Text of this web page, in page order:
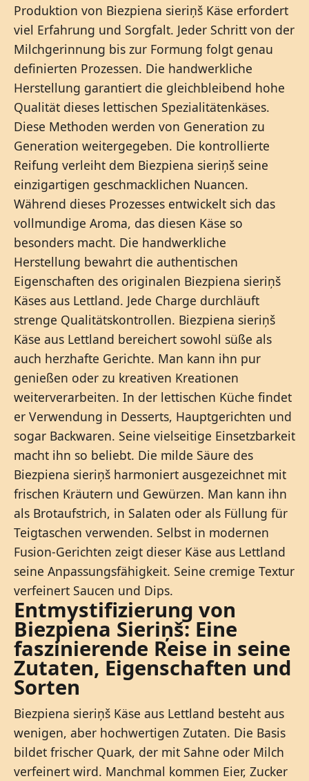
Produktion von Biezpiena sieriņš Käse erfordert
viel Erfahrung und Sorgfalt. Jeder Schritt von der
Milchgerinnung bis zur Formung folgt genau
definierten Prozessen. Die handwerkliche
Herstellung garantiert die gleichbleibend hohe
Qualität dieses lettischen Spezialitätenkäses.
Diese Methoden werden von Generation zu
Generation weitergegeben. Die kontrollierte
Reifung verleiht dem Biezpiena sieriņš seine
einzigartigen geschmacklichen Nuancen.
Während dieses Prozesses entwickelt sich das
vollmundige Aroma, das diesen Käse so
besonders macht. Die handwerkliche
Herstellung bewahrt die authentischen
Eigenschaften des originalen Biezpiena sieriņš
Käses aus Lettland. Jede Charge durchläuft
strenge Qualitätskontrollen. Biezpiena sieriņš
Käse aus Lettland bereichert sowohl süße als
auch herzhafte Gerichte. Man kann ihn pur
genießen oder zu kreativen Kreationen
weiterverarbeiten. In der lettischen Küche findet
er Verwendung in Desserts, Hauptgerichten und
sogar Backwaren. Seine vielseitige Einsetzbarkeit
macht ihn so beliebt. Die milde Säure des
Biezpiena sieriņš harmoniert ausgezeichnet mit
frischen Kräutern und Gewürzen. Man kann ihn
als Brotaufstrich, in Salaten oder als Füllung für
Teigtaschen verwenden. Selbst in modernen
Fusion-Gerichten zeigt dieser Käse aus Lettland
seine Anpassungsfähigkeit. Seine cremige Textur
verfeinert Saucen und Dips.
Entmystifizierung von
Biezpiena Sieriņš: Eine
faszinierende Reise in seine
Zutaten, Eigenschaften und
Sorten
Biezpiena sieriņš Käse aus Lettland besteht aus
wenigen, aber hochwertigen Zutaten. Die Basis
bildet frischer Quark, der mit Sahne oder Milch
verfeinert wird. Manchmal kommen Eier, Zucker